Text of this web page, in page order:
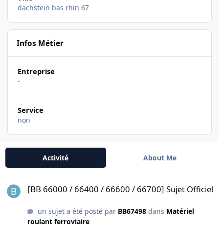
dachstein bas rhin 67
Infos Métier
Entreprise
-
Service
non
Activité About Me
[BB 66000 / 66400 / 66600 / 66700] Sujet Officiel
un sujet a été posté par BB67498dans Matériel
roulant ferroviaire